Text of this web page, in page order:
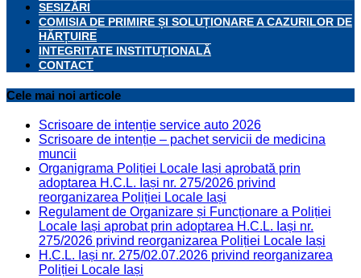
SESIZĂRI
COMISIA DE PRIMIRE ȘI SOLUȚIONARE A CAZURILOR DE
HĂRȚUIRE
INTEGRITATE INSTITUȚIONALĂ
CONTACT
Cele mai noi articole
Scrisoare de intenție service auto 2026
Scrisoare de intenție – pachet servicii de medicina
muncii
Organigrama Poliției Locale Iași aprobată prin
adoptarea H.C.L. Iași nr. 275/2026 privind
reorganizarea Poliției Locale Iași
Regulament de Organizare și Funcționare a Poliției
Locale Iași aprobat prin adoptarea H.C.L. Iași nr.
275/2026 privind reorganizarea Poliției Locale Iași
H.C.L. Iași nr. 275/02.07.2026 privind reorganizarea
Poliției Locale Iași